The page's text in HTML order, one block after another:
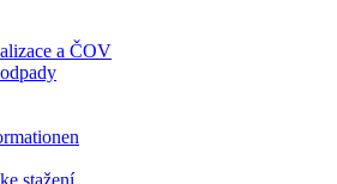
a ČOV
stažení